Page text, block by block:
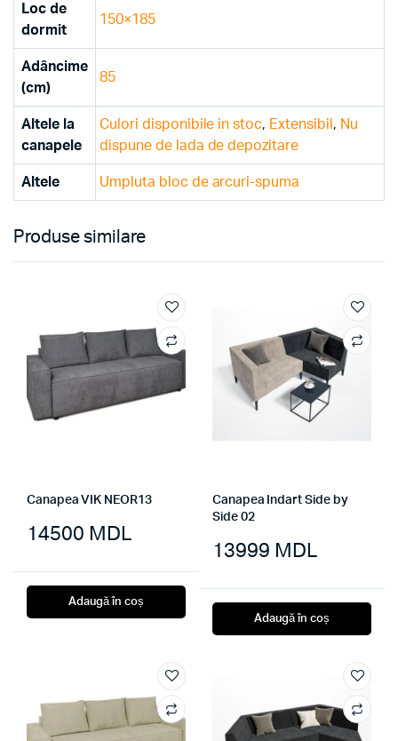
Loc de
dormit
150×185
Adâncime
(cm)
85
Altele la
canapele
Culori disponibile in stoc, Extensibil , Nu
dispune de lada de depozitare
Altele Umpluta bloc de arcuri-spuma
Produse similare
Canapea VIK NEOR13
14500 MDL
Adaugă în coș
Canapea Indart Side by
Side 02
13999 MDL
Adaugă în coș